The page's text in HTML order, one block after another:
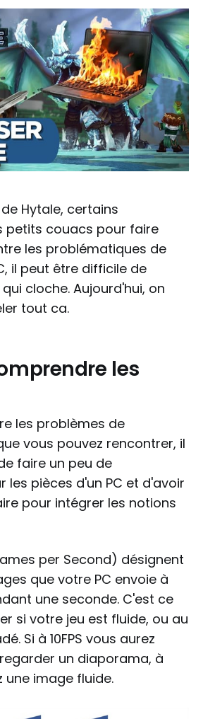
Hytale, certains
petits couacs pour faire
les problématiques de
il peut être difficile de
cloche. Aujourd'hui, on
tout ca.
les
les problèmes de
vous pouvez rencontrer, il
faire un peu de
les pièces d'un PC et d'avoir
pour intégrer les notions
per Second) désignent
que votre PC envoie à
une seconde. C'est ce
si votre jeu est fluide, ou au
Si à 10FPS vous aurez
un diaporama, à
une image fluide.